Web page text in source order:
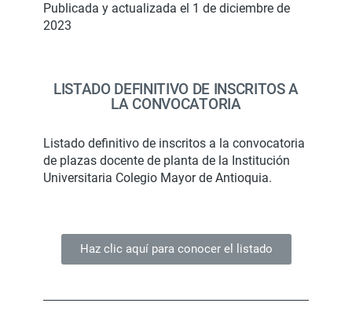
Publicada y actualizada el 1 de diciembre de
2023
LISTADO DEFINITIVO DE INSCRITOS A
LA CONVOCATORIA
Listado definitivo de inscritos a la convocatoria
de plazas docente de planta de la Institución
Universitaria Colegio Mayor de Antioquia.
Haz clic aquí para conocer el listado